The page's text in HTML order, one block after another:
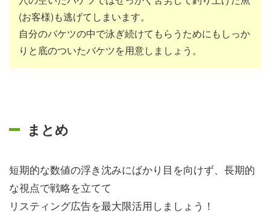
(お客様)も逃げてしまいます。
自分のバケツの中で泳ぎ続けてもらうためにもしっか
りと底のついたバケツを用意しましょう。
まとめ
短期的な数値の浮き沈みにばかり目を向けず、長期的
な視点で戦略を立てて
リスティング広告を最大限活用しましょう！